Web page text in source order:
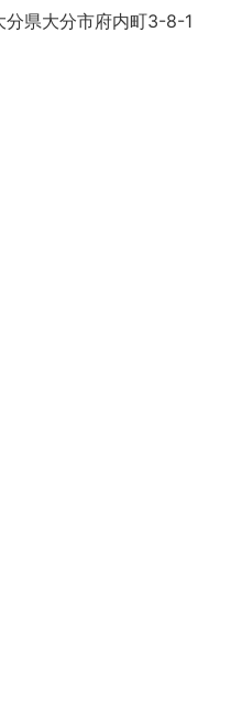
分県大分市府内町3-8-1